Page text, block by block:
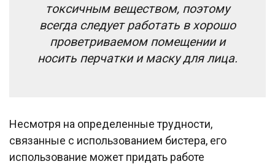
токсичным веществом, поэтому
всегда следует работать в хорошо
проветриваемом помещении и
носить перчатки и маску для лица.
Несмотря на определенные трудности,
связанные с использованием бистера, его
использование может придать работе